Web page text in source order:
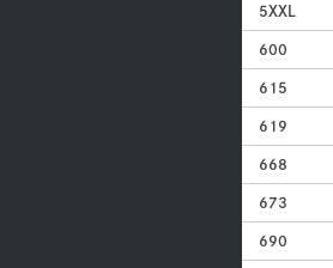
5XXL
600
615
619
668
673
690